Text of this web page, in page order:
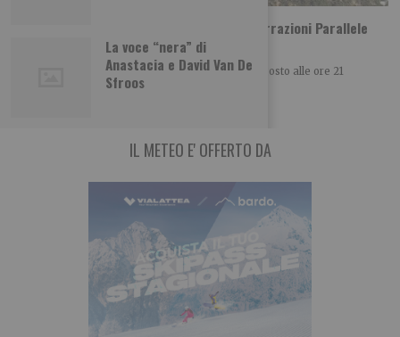
La voce “nera” di
Anastacia e David Van De
Sfroos
La Compagnia de Les Farfadais chiude ‘Narrazioni Parallele
Nella cornice del Forte di Fenestrelle dal 12 al 15 agosto alle ore 21
‘Narrazioni Parallele
IL METEO E' OFFERTO DA